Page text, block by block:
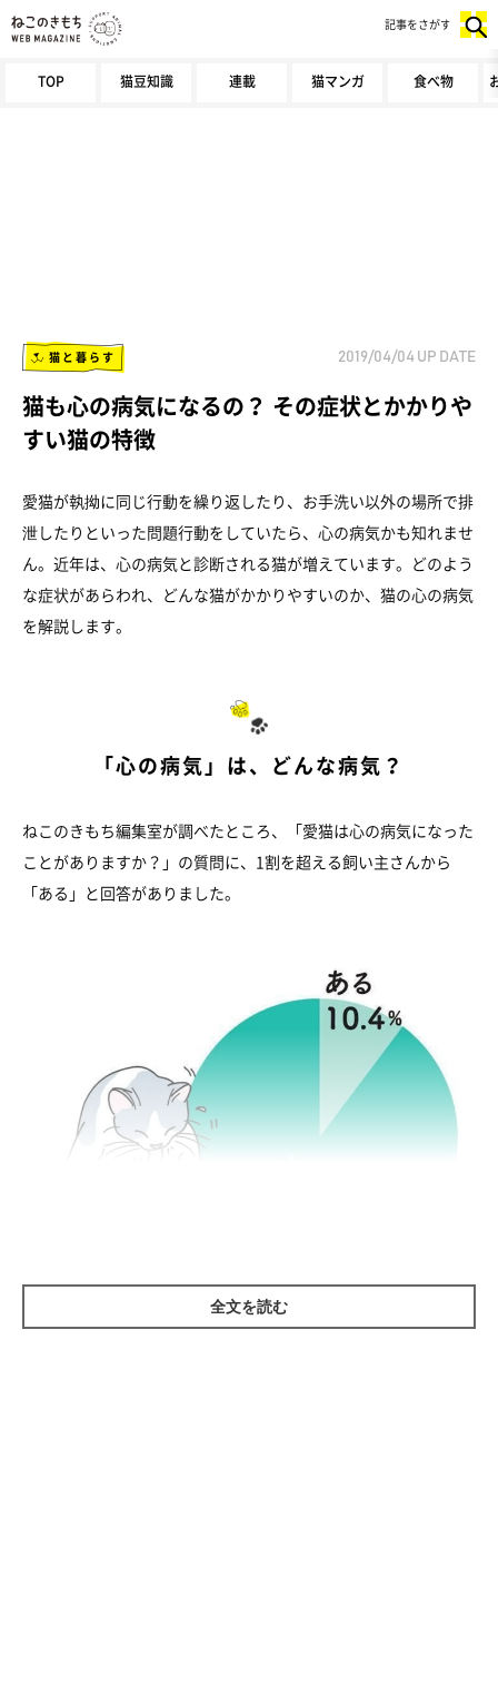
TOP 猫豆知識 連載 猫マンガ 食べ物
記事をさがす
猫と暮らす 2019/04/04 UP DATE
猫も心の病気になるの？ その症状とかかりや
すい猫の特徴
愛猫が執拗に同じ行動を繰り返したり、お手洗い以外の場所で排
泄したりといった問題行動をしていたら、心の病気かも知れませ
ん。近年は、心の病気と診断される猫が増えています。どのよう
な症状があらわれ、どんな猫がかかりやすいのか、猫の心の病気
を解説します。
「心の病気」は、どんな病気？
ねこのきもち編集室が調べたところ、「愛猫は心の病気になった
ことがありますか？」の質問に、1割を超える飼い主さんから
「ある」と回答がありました。
イラスト／chizuru 「ねこのきもち」2018年9月号
全文を読む